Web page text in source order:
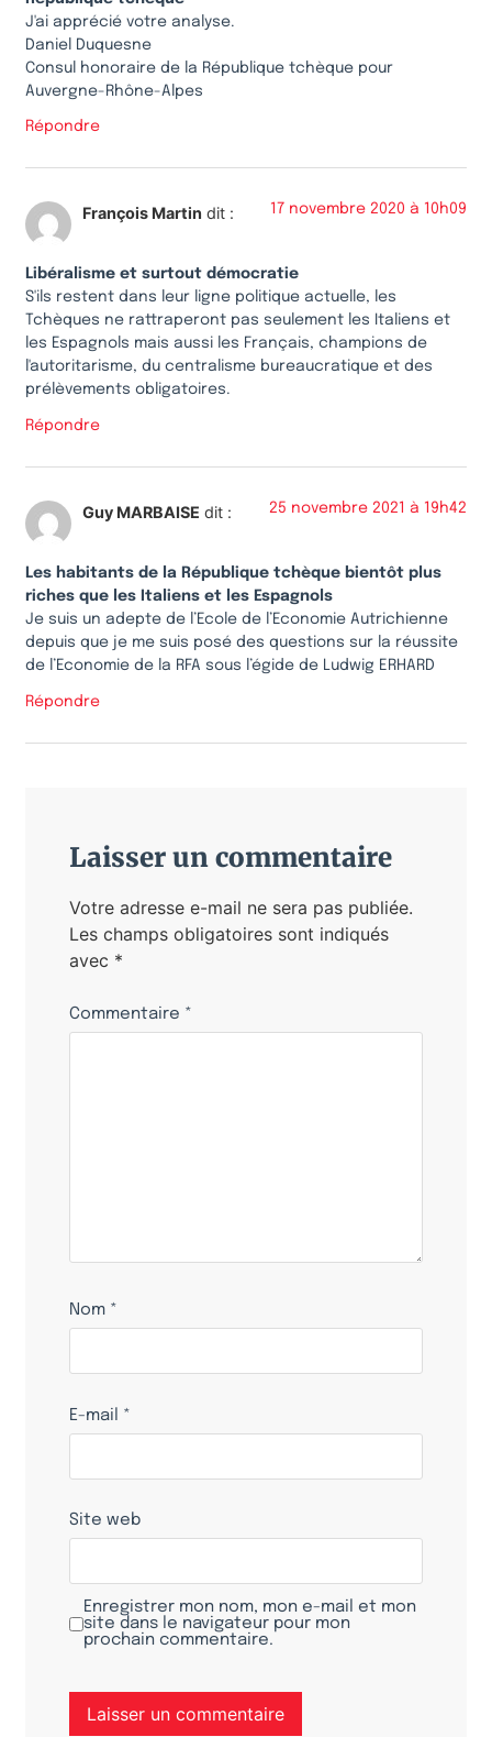
J'ai apprécié votre analyse.
Daniel Duquesne
Consul honoraire de la République tchèque pour
Auvergne-Rhône-Alpes
Répondre
François Martin dit : 17 novembre 2020 à 10h09
Libéralisme et surtout démocratie
S'ils restent dans leur ligne politique actuelle, les
Tchèques ne rattraperont pas seulement les Italiens et
les Espagnols mais aussi les Français, champions de
l'autoritarisme, du centralisme bureaucratique et des
prélèvements obligatoires.
Répondre
Guy MARBAISE dit : 25 novembre 2021 à 19h42
Les habitants de la République tchèque bientôt plus
riches que les Italiens et les Espagnols
Je suis un adepte de l’Ecole de l’Economie Autrichienne
depuis que je me suis posé des questions sur la réussite
de l’Economie de la RFA sous l’égide de Ludwig ERHARD
Répondre
Laisser un commentaire
Votre adresse e-mail ne sera pas publiée.
Les champs obligatoires sont indiqués
avec *
Commentaire *
Nom *
E-mail *
Site web
Enregistrer mon nom, mon e-mail et mon
site dans le navigateur pour mon
prochain commentaire.